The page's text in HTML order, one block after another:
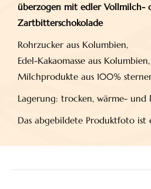
überzogen mit edler Vollmilch-
Zartbitterschokolade
Rohrzucker aus Kolumbien,
Edel-Kakaomasse aus Kolumbien,
Milchprodukte aus 100%
Lagerung: trocken, wärme- und
Das abgebildete Produktfoto ist